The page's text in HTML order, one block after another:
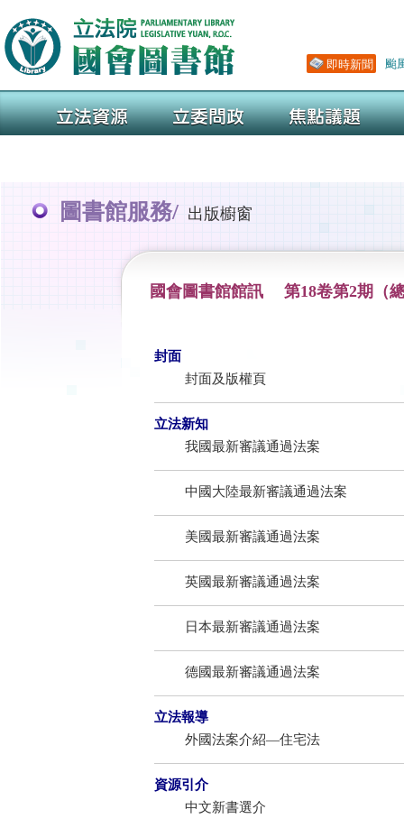
圖書館服務/ 出版櫥窗
國會圖書館館訊 第18卷第2期（
封面
封面及版權頁
立法新知
我國最新審議通過法案
中國大陸最新審議通過法案
美國最新審議通過法案
英國最新審議通過法案
日本最新審議通過法案
德國最新審議通過法案
立法報導
外國法案介紹—住宅法
資源引介
中文新書選介